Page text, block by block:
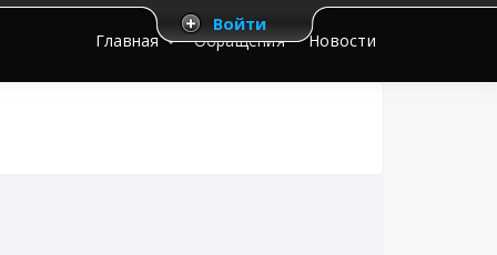
Главная Обращения Новости
Войти